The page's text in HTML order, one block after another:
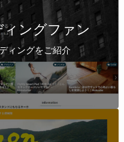
ングファン
ィングをご紹介